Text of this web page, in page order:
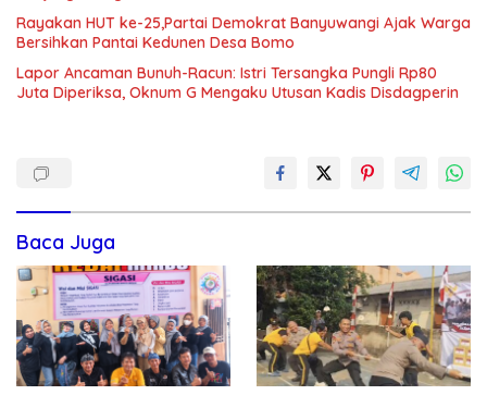
Rayakan HUT ke-25,Partai Demokrat Banyuwangi Ajak Warga
Bersihkan Pantai Kedunen Desa Bomo
Lapor Ancaman Bunuh-Racun: Istri Tersangka Pungli Rp80
Juta Diperiksa, Oknum G Mengaku Utusan Kadis Disdagperin
Baca Juga